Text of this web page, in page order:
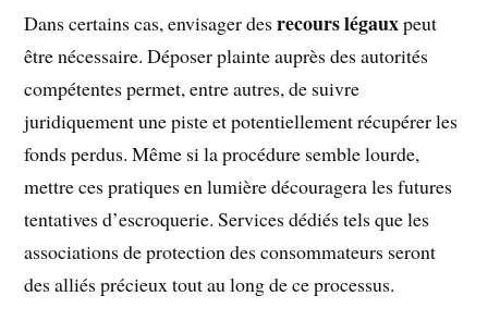
Dans certains cas, envisager desrecours légauxpeut
être nécessaire. Déposer plainte auprès des autorités
compétentes permet, entre autres, de suivre
juridiquement une piste et potentiellement récupérer les
fonds perdus. Même si la procédure semble lourde,
mettre ces pratiques en lumière découragera les futures
tentatives d’escroquerie. Services dédiés tels que les
associations de protection des consommateurs seront
des alliés précieux tout au long de ce processus.